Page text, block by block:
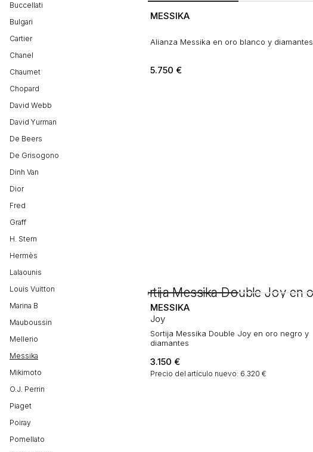
Buccellati
Bulgari
Cartier
Chanel
Chaumet
Chopard
David Webb
David Yurman
De Beers
De Grisogono
Dinh Van
Dior
Fred
Graff
H. Stern
Hermès
Lalaounis
Louis Vuitton
Marina B
Mauboussin
Mellerio
Messika
Mikimoto
O.J. Perrin
Piaget
Poiray
Pomellato
MESSIKA
Alianza Messika en oro blanco y diamantes
5.750 €
MESSIKA
Joy
Sortija Messika Double Joy en oro negro y
diamantes
3.150 €
Precio del artículo nuevo: 6.320 €